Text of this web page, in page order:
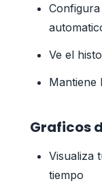
Ve el
Mantiene
Graficos
Visualiza
tiempo